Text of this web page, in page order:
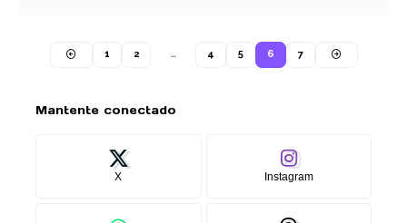
1 2 … 4 5 6 7
Mantente conectado
X Instagram